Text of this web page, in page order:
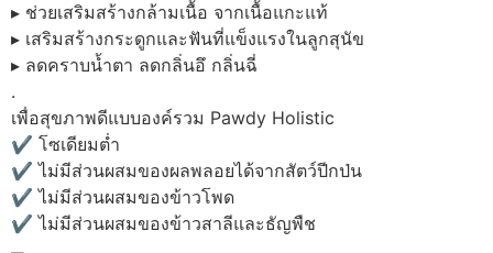
▸ ช่วยเสริมสร้างกล้ามเนื้อ จากเนื้อแกะแท้
▸ เสริมสร้างกระดูกและฟันที่แข็งแรงในลูกสุนัข
▸ ลดคราบน้ำตา ลดกลิ่นอึ กลิ่นฉี่
.
เพื่อสุขภาพดีแบบองค์รวม Pawdy Holistic
✔ โซเดียมต่ำ
✔ ไม่มีส่วนผสมของผลพลอยได้จากสัตว์ปีกป่น
✔ ไม่มีส่วนผสมของข้าวโพด
✔ ไม่มีส่วนผสมของข้าวสาลีและธัญพืช